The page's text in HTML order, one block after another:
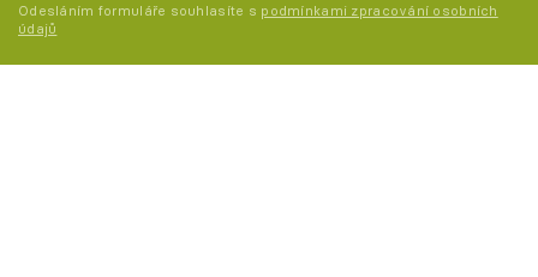
Odesláním formuláře souhlasíte s podmínkami zpracování osobních
údajů